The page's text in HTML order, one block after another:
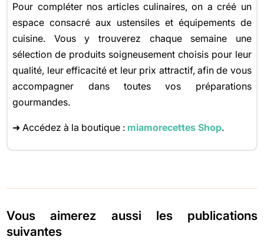
Pour compléter nos articles culinaires, on a créé un
espace consacré aux ustensiles et équipements de
cuisine. Vous y trouverez chaque semaine une
sélection de produits soigneusement choisis pour leur
qualité, leur efficacité et leur prix attractif, afin de vous
accompagner dans toutes vos préparations
gourmandes.
➜ Accédez à la boutique : miamorecettes Shop.
Vous aimerez aussi les publications
suivantes